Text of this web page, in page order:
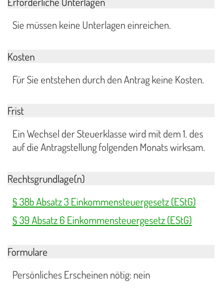
Sie müssen keine Unterlagen einreichen.
Kosten
Für Sie entstehen durch den Antrag keine Kosten.
Frist
Ein Wechsel der Steuerklasse wird mit dem 1. des
auf die Antragstellung folgenden Monats wirksam.
Rechtsgrundlage(n)
§ 38b Absatz 3 Einkommensteuergesetz (EStG)
§ 39 Absatz 6 Einkommensteuergesetz (EStG)
Formulare
Persönliches Erscheinen nötig: nein